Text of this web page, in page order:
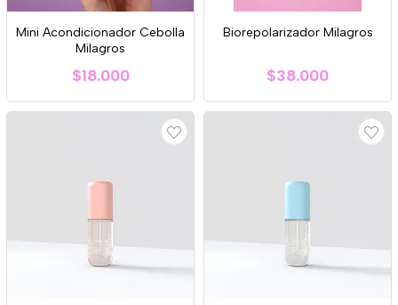
Mini Acondicionador Cebolla
Milagros
$18.000
Biorepolarizador Milagros
$38.000